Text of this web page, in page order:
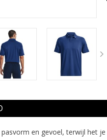
en gevoel, terwijl het